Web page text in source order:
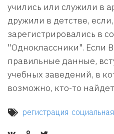
учились или служили в
дружили в детстве,
зарегистрировались в
"Одноклассники". Если
правильные данные,
учебных заведений, в
возможно, кто-то
регистрация